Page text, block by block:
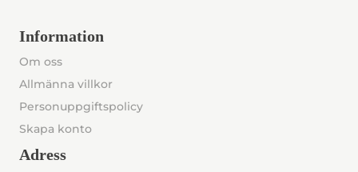
Information
Om oss
Allmänna villkor
Personuppgiftspolicy
Skapa konto
Adress